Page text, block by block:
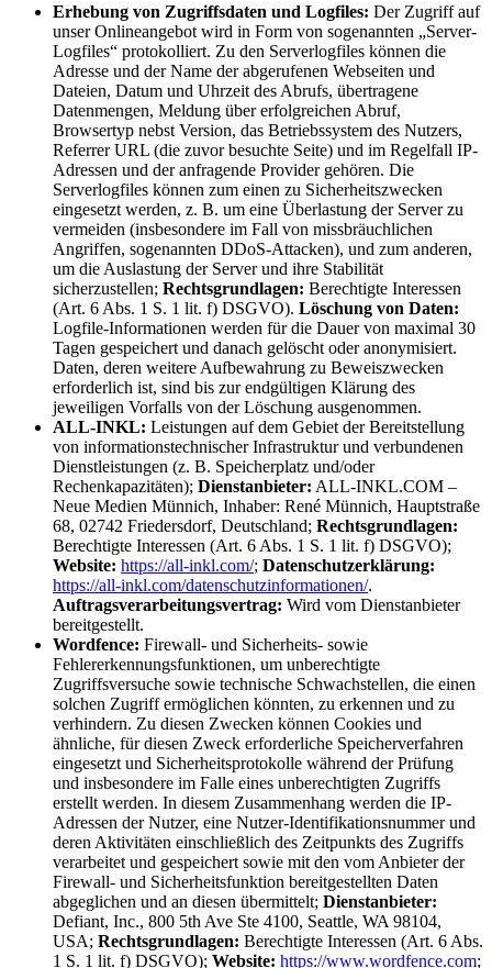
Erhebung von Zugriffsdaten und Logfiles: Der Zugriff auf
unser Onlineangebot wird in Form von sogenannten „Server-
Logfiles“ protokolliert. Zu den Serverlogfiles können die
Adresse und der Name der abgerufenen Webseiten und
Dateien, Datum und Uhrzeit des Abrufs, übertragene
Datenmengen, Meldung über erfolgreichen Abruf,
Browsertyp nebst Version, das Betriebssystem des Nutzers,
Referrer URL (die zuvor besuchte Seite) und im Regelfall IP-
Adressen und der anfragende Provider gehören. Die
Serverlogfiles können zum einen zu Sicherheitszwecken
eingesetzt werden, z. B. um eine Überlastung der Server zu
vermeiden (insbesondere im Fall von missbräuchlichen
Angriffen, sogenannten DDoS-Attacken), und zum anderen,
um die Auslastung der Server und ihre Stabilität
sicherzustellen; Rechtsgrundlagen: Berechtigte Interessen
(Art. 6 Abs. 1 S. 1 lit. f) DSGVO). Löschung von Daten:
Logfile-Informationen werden für die Dauer von maximal 30
Tagen gespeichert und danach gelöscht oder anonymisiert.
Daten, deren weitere Aufbewahrung zu Beweiszwecken
erforderlich ist, sind bis zur endgültigen Klärung des
jeweiligen Vorfalls von der Löschung ausgenommen.
ALL-INKL: Leistungen auf dem Gebiet der Bereitstellung
von informationstechnischer Infrastruktur und verbundenen
Dienstleistungen (z. B. Speicherplatz und/oder
Rechenkapazitäten); Dienstanbieter: ALL-INKL.COM –
Neue Medien Münnich, Inhaber: René Münnich, Hauptstraße
68, 02742 Friedersdorf, Deutschland; Rechtsgrundlagen:
Berechtigte Interessen (Art. 6 Abs. 1 S. 1 lit. f) DSGVO);
Website: https://all-inkl.com/; Datenschutzerklärung:
https://all-inkl.com/datenschutzinformationen/.
Auftragsverarbeitungsvertrag: Wird vom Dienstanbieter
bereitgestellt.
Wordfence: Firewall- und Sicherheits- sowie
Fehlererkennungsfunktionen, um unberechtigte
Zugriffsversuche sowie technische Schwachstellen, die einen
solchen Zugriff ermöglichen könnten, zu erkennen und zu
verhindern. Zu diesen Zwecken können Cookies und
ähnliche, für diesen Zweck erforderliche Speicherverfahren
eingesetzt und Sicherheitsprotokolle während der Prüfung
und insbesondere im Falle eines unberechtigten Zugriffs
erstellt werden. In diesem Zusammenhang werden die IP-
Adressen der Nutzer, eine Nutzer-Identifikationsnummer und
deren Aktivitäten einschließlich des Zeitpunkts des Zugriffs
verarbeitet und gespeichert sowie mit den vom Anbieter der
Firewall- und Sicherheitsfunktion bereitgestellten Daten
abgeglichen und an diesen übermittelt; Dienstanbieter:
Defiant, Inc., 800 5th Ave Ste 4100, Seattle, WA 98104,
USA; Rechtsgrundlagen: Berechtigte Interessen (Art. 6 Abs.
1 S. 1 lit. f) DSGVO); Website: https://www.wordfence.com;